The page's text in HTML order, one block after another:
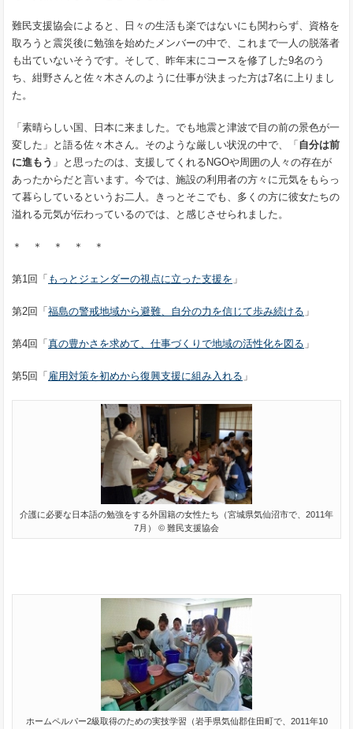
難民支援協会によると、日々の生活も楽ではないにも関わらず、資格を
取ろうと震災後に勉強を始めたメンバーの中で、これまで一人の脱落者
も出ていないそうです。そして、昨年末にコースを修了した9名のう
ち、紺野さんと佐々木さんのように仕事が決まった方は7名に上りまし
た。
「素晴らしい国、日本に来ました。でも地震と津波で目の前の景色が一
変した」と語る佐々木さん。そのような厳しい状況の中で、「 自分は前
に進もう 」と思ったのは、支援してくれるNGOや周囲の人々の存在が
あったからだと言います。今では、施設の利用者の方々に元気をもらっ
て暮らしているというお二人。きっとそこでも、多くの方に彼女たちの
溢れる元気が伝わっているのでは、と感じさせられました。
＊ ＊ ＊ ＊ ＊
第1回「 もっとジェンダーの視点に立った支援を 」
第2回「 福島の警戒地域から避難、自分の力を信じて歩み続ける 」
第4回「 真の豊かさを求めて、仕事づくりで地域の活性化を図る 」
第5回「 雇用対策を初めから復興支援に組み入れる 」
介護に必要な日本語の勉強をする外国籍の女性たち（宮城県気仙沼市で、2011年
7月） © 難民支援協会
ホームペルパー2級取得のための実技学習（岩手県気仙郡住田町で、2011年10